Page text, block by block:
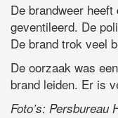
De brandweer
geventileerd. De
De brand trok veel
De oorzaak was
brand leiden. Er is
Foto’s: Persbureau